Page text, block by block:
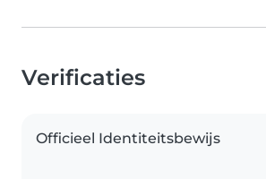
Verificaties
Officieel Identiteitsbewijs